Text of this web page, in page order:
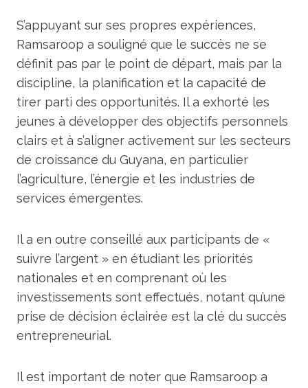
S’appuyant sur ses propres expériences,
Ramsaroop a souligné que le succès ne se
définit pas par le point de départ, mais par la
discipline, la planification et la capacité de
tirer parti des opportunités. Il a exhorté les
jeunes à développer des objectifs personnels
clairs et à s’aligner activement sur les secteurs
de croissance du Guyana, en particulier
l’agriculture, l’énergie et les industries de
services émergentes.
Il a en outre conseillé aux participants de «
suivre l’argent » en étudiant les priorités
nationales et en comprenant où les
investissements sont effectués, notant qu’une
prise de décision éclairée est la clé du succès
entrepreneurial.
Il est important de noter que Ramsaroop a